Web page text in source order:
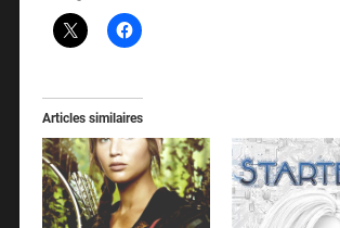
Articles similaires